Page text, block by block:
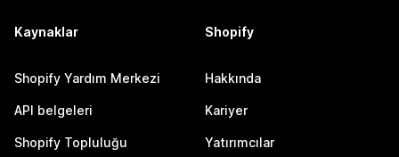
Kaynaklar
Shopify Yardım Merkezi
API belgeleri
Shopify Topluluğu
Shopify
Hakkında
Kariyer
Yatırımcılar